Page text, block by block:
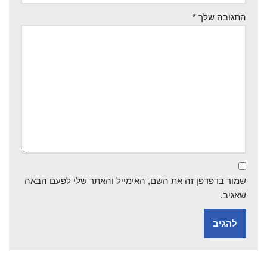
התגובה שלך *
שמור בדפדפן זה את השם, האימייל והאתר שלי לפעם הבאה
שאגיב.